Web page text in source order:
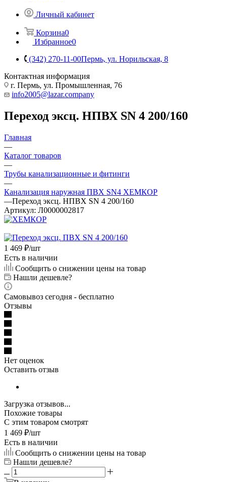
Личный кабинет
Корзина0
Избранное0
(342) 270-11-00Пермь, ул. Норильская, 8
Контактная информация
г. Пермь, ул. Промышленная, 76
info2005@lazar.company
Переход эксц. НПВХ SN 4 200/160
Главная
—
Каталог товаров
—
Трубы канализационные и фитинги
—
Канализация наружная ПВХ SN4 ХЕМКОР
—Переход эксц. НПВХ SN 4 200/160
Артикул: Л0000002817
1 469 ₽/шт
Есть в наличии
Сообщить о снижении цены на товар
Нашли дешевле?
Самовывоз сегодня - бесплатно
Отзывы
Нет оценок
Оставить отзыв
Загрузка отзывов...
Похожие товары
С этим товаром смотрят
1 469 ₽/шт
Есть в наличии
Сообщить о снижении цены на товар
Нашли дешевле?